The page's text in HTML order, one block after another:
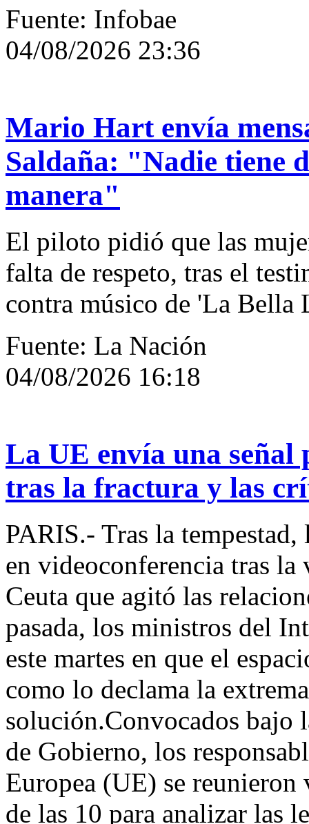
Fuente: Infobae
04/08/2026 23:36
Mario Hart envía
Saldaña: "Nadie tiene
manera"
El piloto pidió que las
falta de respeto, tras el
contra músico de 'La Bella
Fuente: La Nación
04/08/2026 16:18
La UE envía una señal
tras la fractura y las
PARIS.- Tras la
en videoconferencia tras
Ceuta que agitó las
pasada, los ministros del
este martes en que el
como lo declama la
solución.Convocados bajo
de Gobierno, los
Europea (UE) se reunieron
de las 10 para analizar las